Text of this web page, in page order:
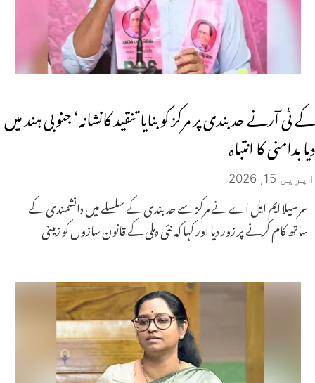
کے ٹی آرنے حد بندی پر مرکز کو بنایا تنقید کانشانہ‘ جنوبی ہند میں
دیا بدامنی کا انتباہ
اپریل 15, 2026
سرسیلا ایم ایل اے نے مرکز سے حد بندی کے سلسلے میں دانشمندی کے
ساتھ کام کرنے پر زور دیا اور کہا کہ نئی دہلی کے قانون سازوں کو زمینی